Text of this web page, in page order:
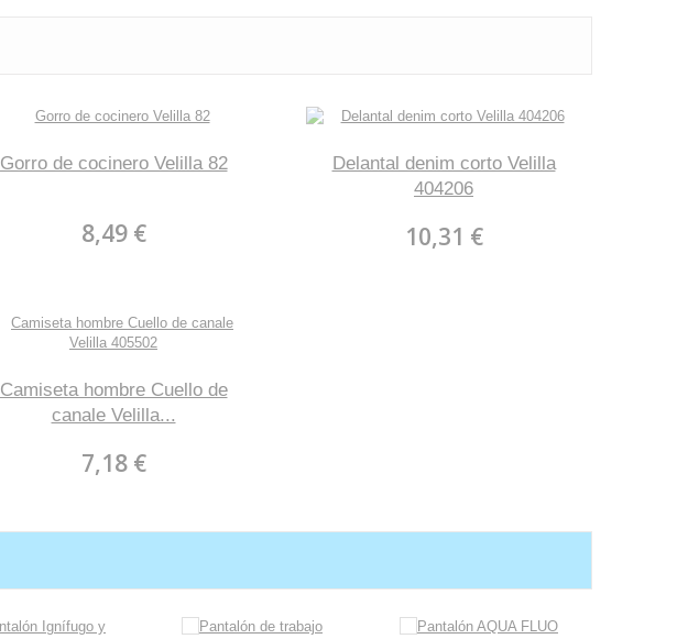
Gorro de cocinero Velilla 82
8,49 €
Delantal denim corto Velilla
404206
10,31 €
Camiseta hombre Cuello de
canale Velilla...
7,18 €